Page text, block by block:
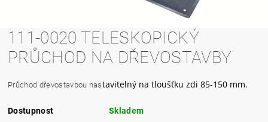
111-0020 TELESKOPICKÝ
PRŮCHOD NA DŘEVOSTAVBY
Průchod dřevostavbou nastavitelný na tloušťku zdi 85-150 mm.
Dostupnost Skladem